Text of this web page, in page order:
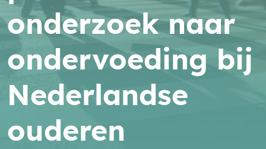
onderzoek naar
ondervoeding bij
Nederlandse
ouderen